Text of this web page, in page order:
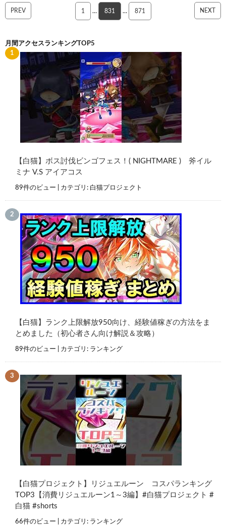
PREV 1 … 831 … 871 NEXT
月間アクセスランキングTOP5
【白猫】ボス討伐ビンゴフェス！( NIGHTMARE ) 斧イル
ミナ V.S アイアコス
89件のビュー カテゴリ: 白猫プロジェクト
【白猫】ランク上限解放950向け、経験値稼ぎの方法をま
とめました（初心者さん向け解説＆攻略）
89件のビュー カテゴリ: ランキング
【白猫プロジェクト】リジュエルーン コスパランキング
TOP3【消費リジュエルーン1～3編】#白猫プロジェクト #
白猫 #shorts
66件のビュー カテゴリ: ランキング